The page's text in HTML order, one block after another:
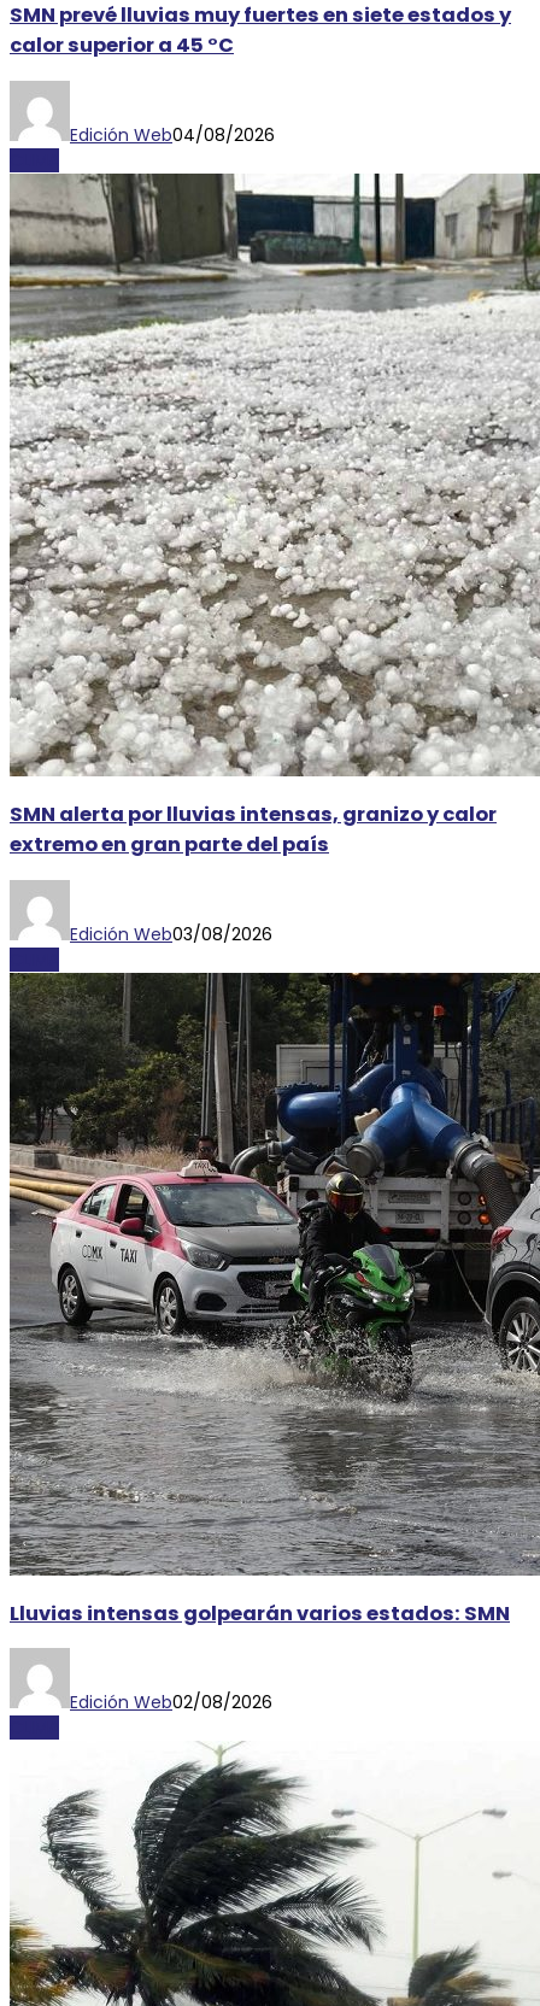
SMN prevé lluvias muy fuertes en siete estados y
calor superior a 45 °C
Edición Web04/08/2026
SMN alerta por lluvias intensas, granizo y calor
extremo en gran parte del país
Edición Web03/08/2026
Lluvias intensas golpearán varios estados: SMN
Edición Web02/08/2026